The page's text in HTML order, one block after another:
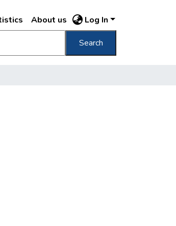
About us Log In
Search